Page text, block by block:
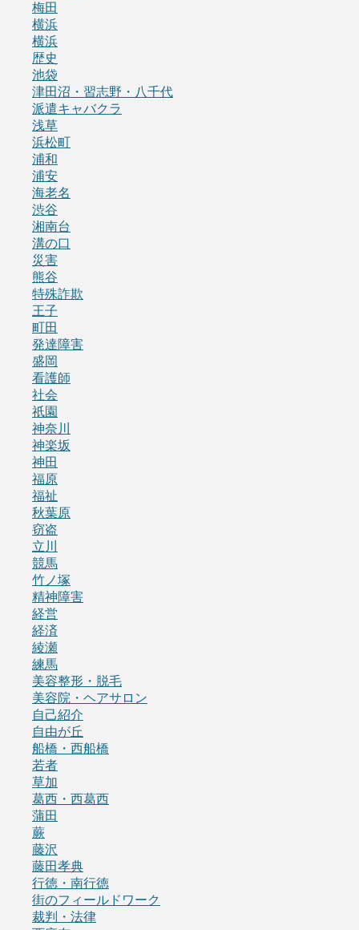
梅田
横浜
横浜
歴史
池袋
津田沼・習志野・八千代
派遣キャバクラ
浅草
浜松町
浦和
浦安
海老名
渋谷
湘南台
溝の口
災害
熊谷
特殊詐欺
王子
町田
発達障害
盛岡
看護師
社会
祇園
神奈川
神楽坂
神田
福原
福祉
秋葉原
窃盗
立川
競馬
竹ノ塚
精神障害
経営
経済
綾瀬
練馬
美容整形・脱毛
美容院・ヘアサロン
自己紹介
自由が丘
船橋・西船橋
若者
草加
葛西・西葛西
蒲田
蕨
藤沢
藤田孝典
行徳・南行徳
街のフィールドワーク
裁判・法律